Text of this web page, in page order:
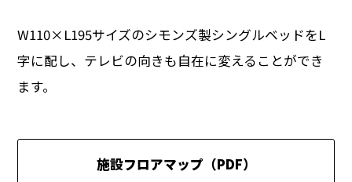
W110×L195サイズのシモンズ製シングルベッドをL
字に配し、テレビの向きも自在に変えることができ
ます。
施設フロアマップ（PDF）